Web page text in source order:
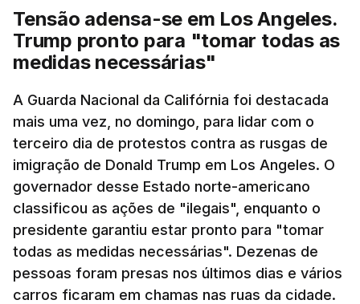
Tensão adensa-se em Los Angeles.
Trump pronto para "tomar todas as
medidas necessárias"
A Guarda Nacional da Califórnia foi destacada
mais uma vez, no domingo, para lidar com o
terceiro dia de protestos contra as rusgas de
imigração de Donald Trump em Los Angeles. O
governador desse Estado norte-americano
classificou as ações de "ilegais", enquanto o
presidente garantiu estar pronto para "tomar
todas as medidas necessárias". Dezenas de
pessoas foram presas nos últimos dias e vários
carros ficaram em chamas nas ruas da cidade.